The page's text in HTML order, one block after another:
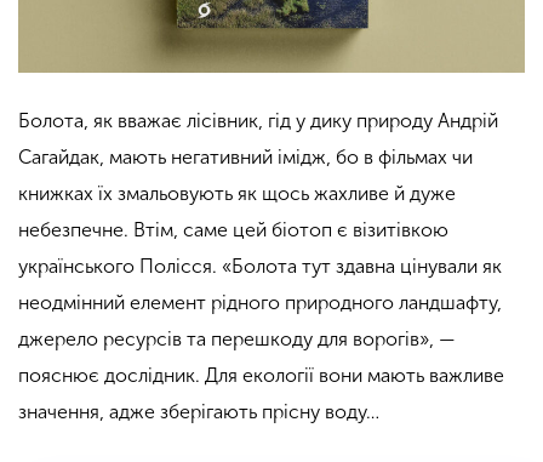
Болота, як вважає лісівник, гід у дику природу Андрій
Сагайдак, мають негативний імідж, бо в фільмах чи
книжках їх змальовують як щось жахливе й дуже
небезпечне. Втім, саме цей біотоп є візитівкою
українського Полісся. «Болота тут здавна цінували як
неодмінний елемент рідного природного ландшафту,
джерело ресурсів та перешкоду для ворогів», —
пояснює дослідник. Для екології вони мають важливе
значення, адже зберігають прісну воду…